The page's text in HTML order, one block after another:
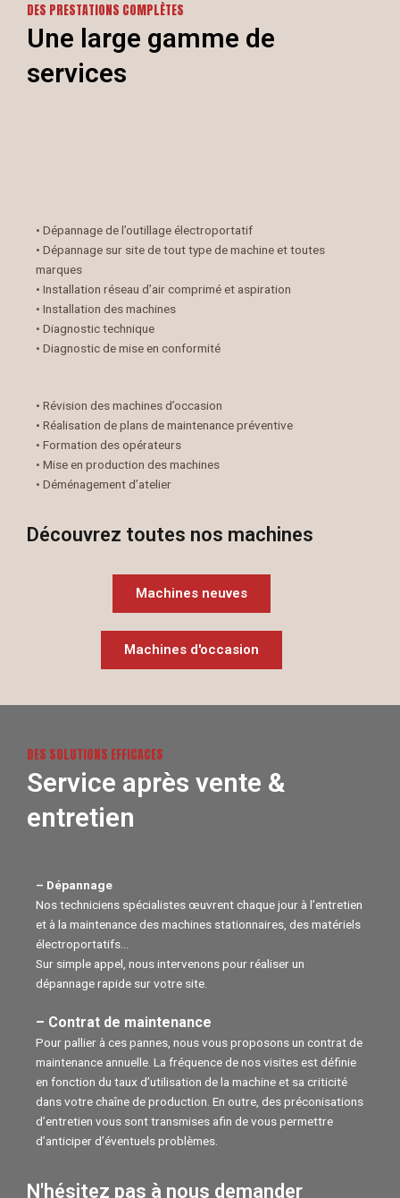
DES PRESTATIONS COMPLÈTES​
Une large gamme de
services
• Dépannage de l’outillage électroportatif
• Dépannage sur site de tout type de machine et toutes
marques
• Installation réseau d’air comprimé et aspiration
• Installation des machines
• Diagnostic technique
• Diagnostic de mise en conformité
• Révision des machines d’occasion
• Réalisation de plans de maintenance préventive
• Formation des opérateurs
• Mise en production des machines
• Déménagement d’atelier
Découvrez toutes nos machines
Machines neuves
Machines d'occasion
DES SOLUTIONS EFFICACES
Service après vente &
entretien
– Dépannage
Nos techniciens spécialistes œuvrent chaque jour à l’entretien
et à la maintenance des machines stationnaires, des matériels
électroportatifs…
Sur simple appel, nous intervenons pour réaliser un
dépannage rapide sur votre site.
– Contrat de maintenance
Pour pallier à ces pannes, nous vous proposons un contrat de
maintenance annuelle. La fréquence de nos visites est définie
en fonction du taux d’utilisation de la machine et sa criticité
dans votre chaîne de production. En outre, des préconisations
d’entretien vous sont transmises afin de vous permettre
d’anticiper d’éventuels problèmes.
N'hésitez pas à nous demander